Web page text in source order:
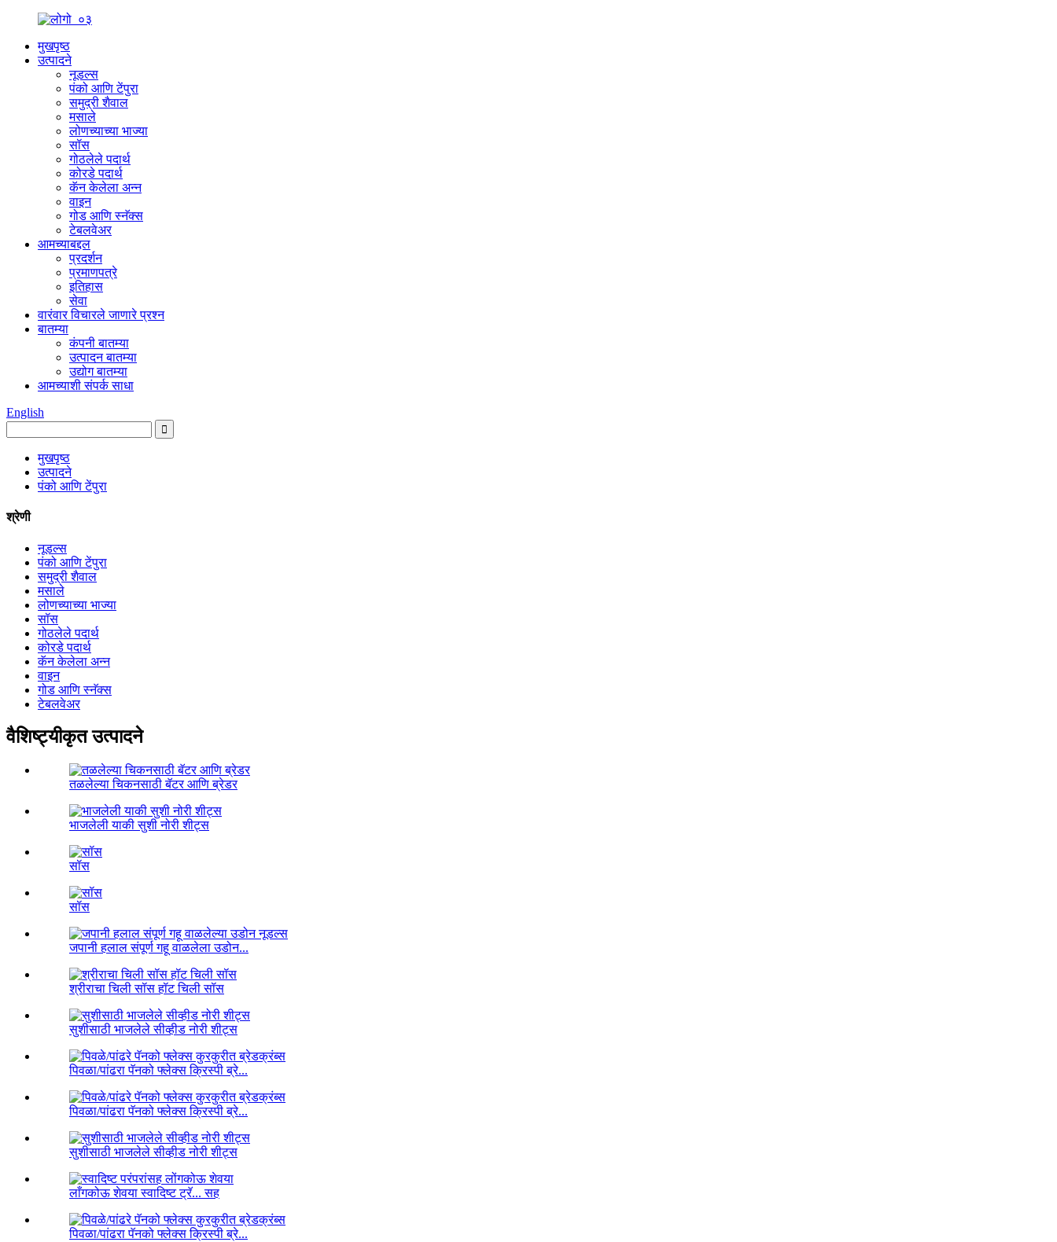
मुखपृष्ठ
उत्पादने
नूडल्स
पंको आणि टेंपुरा
समुद्री शैवाल
मसाले
लोणच्याच्या भाज्या
सॉस
गोठलेले पदार्थ
कोरडे पदार्थ
कॅन केलेला अन्न
वाइन
गोड आणि स्नॅक्स
टेबलवेअर
आमच्याबद्दल
प्रदर्शन
प्रमाणपत्रे
इतिहास
सेवा
वारंवार विचारले जाणारे प्रश्न
बातम्या
कंपनी बातम्या
उत्पादन बातम्या
उद्योग बातम्या
आमच्याशी संपर्क साधा
English
मुखपृष्ठ
उत्पादने
पंको आणि टेंपुरा
श्रेणी
नूडल्स
पंको आणि टेंपुरा
समुद्री शैवाल
मसाले
लोणच्याच्या भाज्या
सॉस
गोठलेले पदार्थ
कोरडे पदार्थ
कॅन केलेला अन्न
वाइन
गोड आणि स्नॅक्स
टेबलवेअर
वैशिष्ट्यीकृत उत्पादने
तळलेल्या चिकनसाठी बॅटर आणि ब्रेडर
भाजलेली याकी सुशी नोरी शीट्स
सॉस
सॉस
जपानी हलाल संपूर्ण गहू वाळलेला उडोन...
श्रीराचा चिली सॉस हॉट चिली सॉस
सुशीसाठी भाजलेले सीव्हीड नोरी शीट्स
पिवळा/पांढरा पॅनको फ्लेक्स क्रिस्पी ब्रे...
पिवळा/पांढरा पॅनको फ्लेक्स क्रिस्पी ब्रे...
सुशीसाठी भाजलेले सीव्हीड नोरी शीट्स
लाँगकोऊ शेवया स्वादिष्ट ट्रॅ... सह
पिवळा/पांढरा पॅनको फ्लेक्स क्रिस्पी ब्रे...